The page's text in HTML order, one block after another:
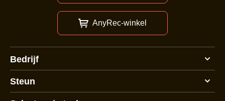
AnyRec-winkel
Bedrijf
Steun